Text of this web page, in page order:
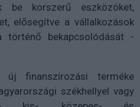
be korszerű eszközöket,
elősegítve a vállalkozások
történő bekapcsolódását -
új finanszírozási terméke
székhellyel vagy